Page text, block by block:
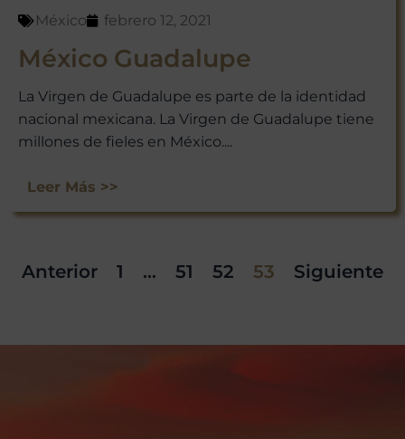
México febrero 12, 2021
México Guadalupe
La Virgen de Guadalupe es parte de la identidad
nacional mexicana. La Virgen de Guadalupe tiene
millones de fieles en México....
Leer Más >>
Anterior 1 … 51 52 53 Siguiente